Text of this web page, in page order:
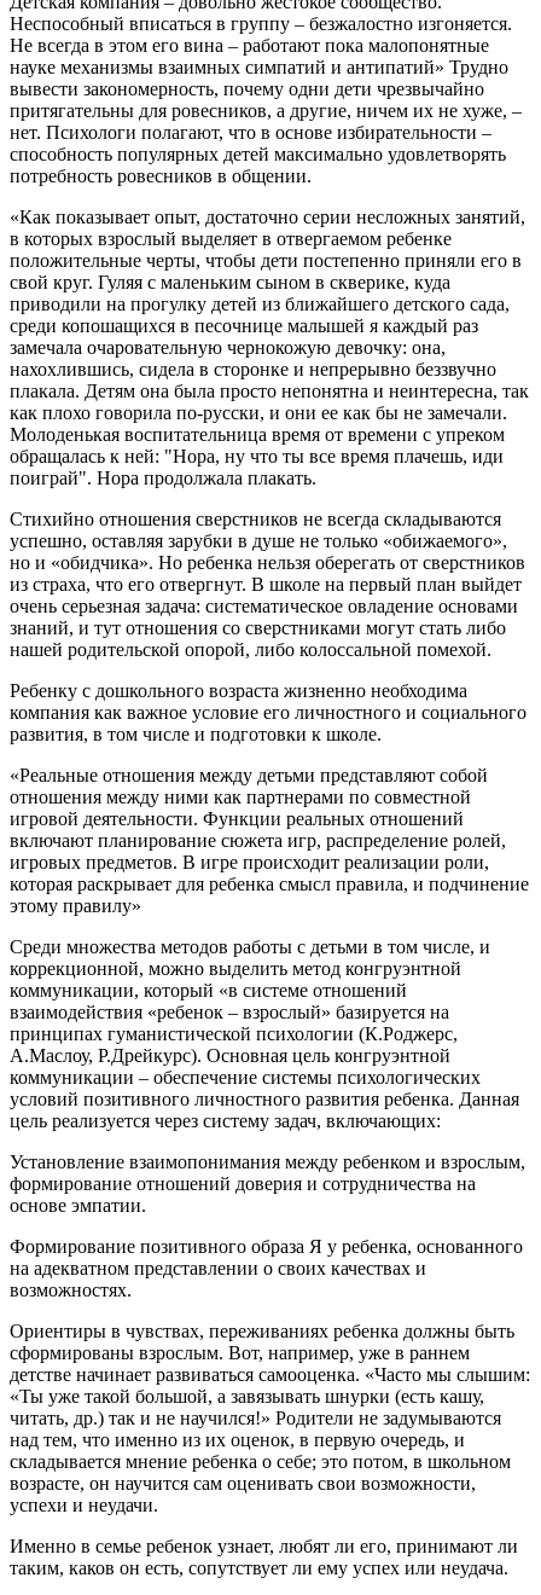
Неспособный вписаться в группу – безжалостно изгоняется.
Не всегда в этом его вина – работают пока малопонятные
науке механизмы взаимных симпатий и антипатий» Трудно
вывести закономерность, почему одни дети чрезвычайно
притягательны для ровесников, а другие, ничем их не хуже, –
нет. Психологи полагают, что в основе избирательности –
способность популярных детей максимально удовлетворять
потребность ровесников в общении.
«Как показывает опыт, достаточно серии несложных занятий,
в которых взрослый выделяет в отвергаемом ребенке
положительные черты, чтобы дети постепенно приняли его в
свой круг. Гуляя с маленьким сыном в скверике, куда
приводили на прогулку детей из ближайшего детского сада,
среди копошащихся в песочнице малышей я каждый раз
замечала очаровательную чернокожую девочку: она,
нахохлившись, сидела в сторонке и непрерывно беззвучно
плакала. Детям она была просто непонятна и неинтересна, так
как плохо говорила по-русски, и они ее как бы не замечали.
Молоденькая воспитательница время от времени с упреком
обращалась к ней: "Нора, ну что ты все время плачешь, иди
поиграй". Нора продолжала плакать.
Стихийно отношения сверстников не всегда складываются
успешно, оставляя зарубки в душе не только «обижаемого»,
но и «обидчика». Но ребенка нельзя оберегать от сверстников
из страха, что его отвергнут. В школе на первый план выйдет
очень серьезная задача: систематическое овладение основами
знаний, и тут отношения со сверстниками могут стать либо
нашей родительской опорой, либо колоссальной помехой.
Ребенку с дошкольного возраста жизненно необходима
компания как важное условие его личностного и социального
развития, в том числе и подготовки к школе.
«Реальные отношения между детьми представляют собой
отношения между ними как партнерами по совместной
игровой деятельности. Функции реальных отношений
включают планирование сюжета игр, распределение ролей,
игровых предметов. В игре происходит реализации роли,
которая раскрывает для ребенка смысл правила, и подчинение
этому правилу»
Среди множества методов работы с детьми в том числе, и
коррекционной, можно выделить метод конгруэнтной
коммуникации, который «в системе отношений
взаимодействия «ребенок – взрослый» базируется на
принципах гуманистической психологии (К.Роджерс,
А.Маслоу, Р.Дрейкурс). Основная цель конгруэнтной
коммуникации – обеспечение системы психологических
условий позитивного личностного развития ребенка. Данная
цель реализуется через систему задач, включающих:
Установление взаимопонимания между ребенком и взрослым,
формирование отношений доверия и сотрудничества на
основе эмпатии.
Формирование позитивного образа Я у ребенка, основанного
на адекватном представлении о своих качествах и
возможностях.
Ориентиры в чувствах, переживаниях ребенка должны быть
сформированы взрослым. Вот, например, уже в раннем
детстве начинает развиваться самооценка. «Часто мы слышим:
«Ты уже такой большой, а завязывать шнурки (есть кашу,
читать, др.) так и не научился!» Родители не задумываются
над тем, что именно из их оценок, в первую очередь, и
складывается мнение ребенка о себе; это потом, в школьном
возрасте, он научится сам оценивать свои возможности,
успехи и неудачи.
Именно в семье ребенок узнает, любят ли его, принимают ли
таким, каков он есть, сопутствует ли ему успех или неудача.